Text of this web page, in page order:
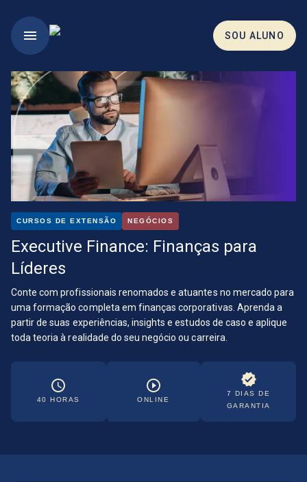
SOU ALUNO
HOME
MBAS
CURSOS
HUB DE NOTÍCIAS
EDITORIAL
CORPORATE
CURSOS DE EXTENSÃO NEGÓCIOS
Executive Finance: Finanças para
Líderes
Conte com profissionais renomados e atuantes no mercado para
uma formação completa em finanças corporativas. Aprenda a
partir de suas experiências, insights e estudos de caso e aplique
toda teoria à realidade do seu negócio ou carreira.
40 HORAS ONLINE
7 DIAS DE
GARANTIA